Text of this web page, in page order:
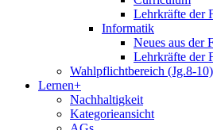
Lehrkräfte der
Informatik
Neues aus der
Lehrkräfte der
Wahlpflichtbereich (Jg.8-10)
Lernen+
Nachhaltigkeit
Kategorieansicht